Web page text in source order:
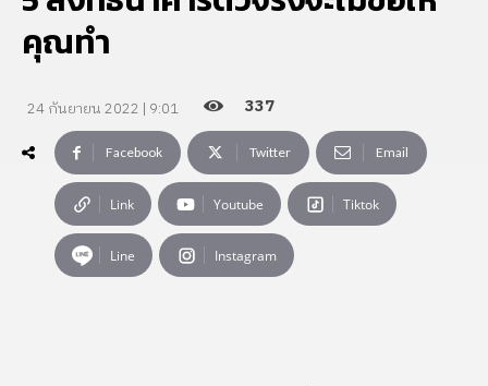
คุณทำ
24 กันยายน 2022 | 9:01 337
Facebook Twitter Email
Link Youtube Tiktok
Line Instagram